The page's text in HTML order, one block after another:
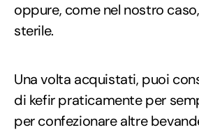
oppure, come nel nostro
sterile.
Una volta acquistati, puoi
di kefir praticamente per
per confezionare altre